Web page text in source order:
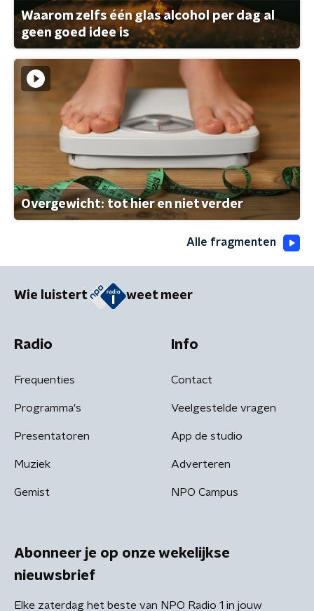
Waarom zelfs één glas alcohol per dag al
geen goed idee is
Overgewicht: tot hier en niet verder
Alle fragmenten
Wie luistert weet meer
Radio
Frequenties
Programma's
Presentatoren
Muziek
Gemist
Info
Contact
Veelgestelde vragen
App de studio
Adverteren
NPO Campus
Abonneer je op onze wekelijkse
nieuwsbrief
Elke zaterdag het beste van NPO Radio 1 in jouw